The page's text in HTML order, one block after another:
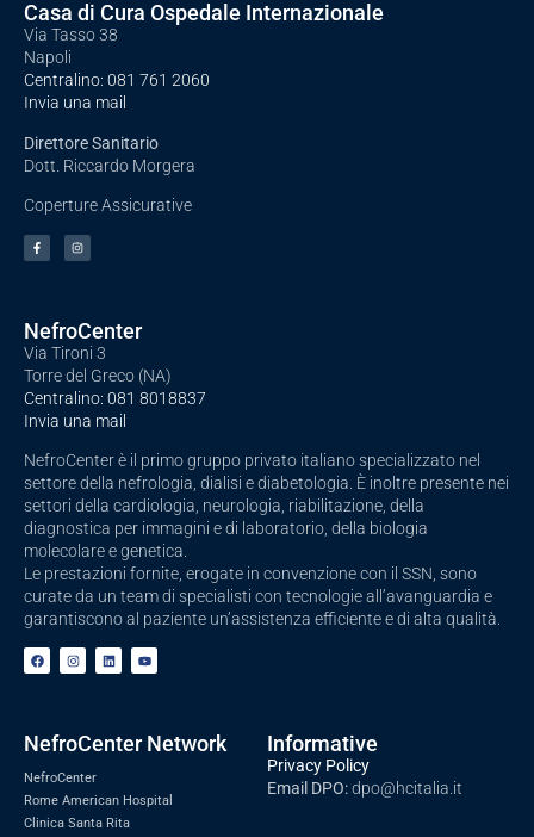
Casa di Cura Ospedale Internazionale
Via Tasso 38
Napoli
Centralino: 081 761 2060
Invia una mail
Direttore Sanitario
Dott. Riccardo Morgera
Coperture Assicurative
NefroCenter
Via Tironi 3
Torre del Greco (NA)
Centralino: 081 8018837
Invia una mail
NefroCenter è il primo gruppo privato italiano specializzato nel
settore della nefrologia, dialisi e diabetologia. È inoltre presente nei
settori della cardiologia, neurologia, riabilitazione, della
diagnostica per immagini e di laboratorio, della biologia
molecolare e genetica.
Le prestazioni fornite, erogate in convenzione con il SSN, sono
curate da un team di specialisti con tecnologie all’avanguardia e
garantiscono al paziente un’assistenza efficiente e di alta qualità.
NefroCenter Network
NefroCenter
Rome American Hospital
Clinica Santa Rita
Informative
Privacy Policy
Email DPO:dpo@hcitalia.it